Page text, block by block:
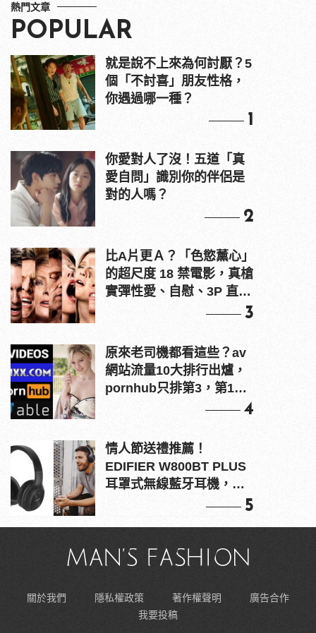
熱門文章
POPULAR
就是說不上來為何討厭？5
個「不討喜」朋友性格，
你遇過哪一種？
1
你愛對人了沒！五道「真
愛自問」識別你的伴侶是
對的人嗎？
2
比A片更Ａ？「色慾薰心」
的超尺度 18 禁電影，真槍
實彈性愛、自慰、3P 直接
3
原來老司機都看這些？av
網站流量10大排行出爐，
pornhub只排第3，第1名
4
情人節送禮推薦！
EDIFIER W800BT PLUS
耳罩式無線藍牙耳機，在
5
關於我們 隱私權政策 著作權聲明
廣告合作
我要投稿